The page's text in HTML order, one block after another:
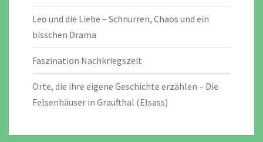
Leo und die Liebe – Schnurren, Chaos und ein
bisschen Drama
Faszination Nachkriegszeit
Orte, die ihre eigene Geschichte erzählen – Die
Felsenhäuser in Graufthal (Elsass)